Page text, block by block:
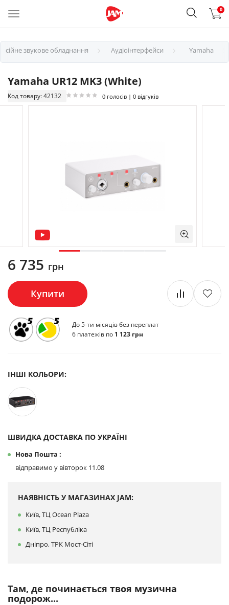
0
звукове обладнання Аудіоінтерфейси Yamaha
Yamaha UR12 MK3 (White)
Код товару: 42132 0 голосів | 0 відгуків
6 735 грн
Купити
До 5-ти місяців без переплат
6 платежів по 1 123 грн
ШВИДКА ДОСТАВКА ПО УКРАЇНІ
Нова Пошта :
відправимо у вівторок 11.08
ІНШІ КОЛЬОРИ:
НАЯВНІСТЬ У МАГАЗИНАХ JAM:
Київ, ТЦ Ocean Plaza
Київ, ТЦ Республіка
Дніпро, ТРК Мост-Сіті
Там, де починається твоя музична
подорож...